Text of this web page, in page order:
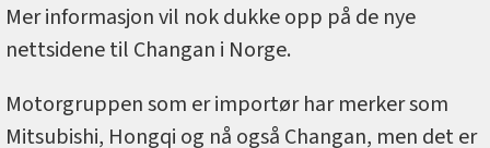
Mer informasjon vil nok dukke opp på de nye
nettsidene til Changan i Norge.
Motorgruppen som er importør har merker som
Mitsubishi, Hongqi og nå også Changan, men det er